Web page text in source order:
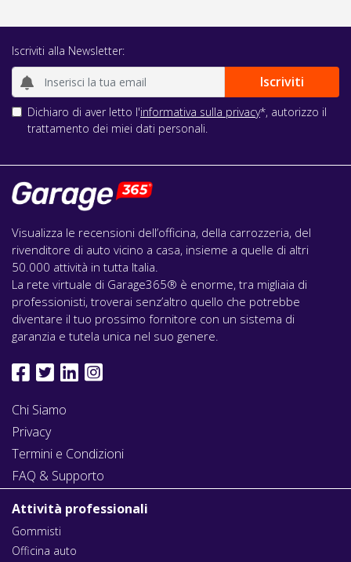
Iscriviti alla Newsletter:
Dichiaro di aver letto l'informativa sulla privacy*, autorizzo il
trattamento dei miei dati personali.
Visualizza le recensioni dell’officina, della carrozzeria, del
rivenditore di auto vicino a casa, insieme a quelle di altri
50.000 attività in tutta Italia.
La rete virtuale di Garage365® è enorme, tra migliaia di
professionisti, troverai senz’altro quello che potrebbe
diventare il tuo prossimo fornitore con un sistema di
garanzia e tutela unica nel suo genere.
Chi Siamo
Privacy
Termini e Condizioni
FAQ & Supporto
Attività professionali
Gommisti
Officina auto